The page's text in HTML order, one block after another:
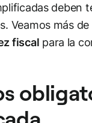
deben
Veamos más
fiscal para la